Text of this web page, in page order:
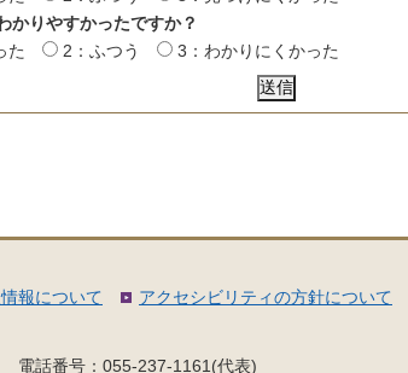
かりやすかったですか？
た
2：ふつう 3：わかりにくかった
報について アクセシビリティの方針について
電話番号：055-237-1161(代表)